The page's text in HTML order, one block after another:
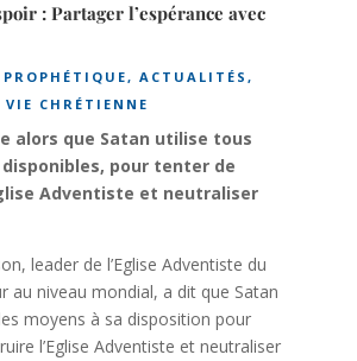
: Partager l’espérance avec
, ACTUALITÉS ,
VIE CHRÉTIENNE
alors que Satan utilise tous
pour tenter de
Adventiste et neutraliser
leader de l’Eglise Adventiste du
au niveau mondial, a dit que Satan
moyens à sa disposition pour
l’Eglise Adventiste et neutraliser